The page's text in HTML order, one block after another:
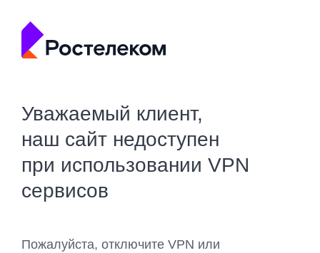
Уважаемый клиент,
наш сайт недоступен
при использовании VPN
сервисов
Пожалуйста, отключите VPN или